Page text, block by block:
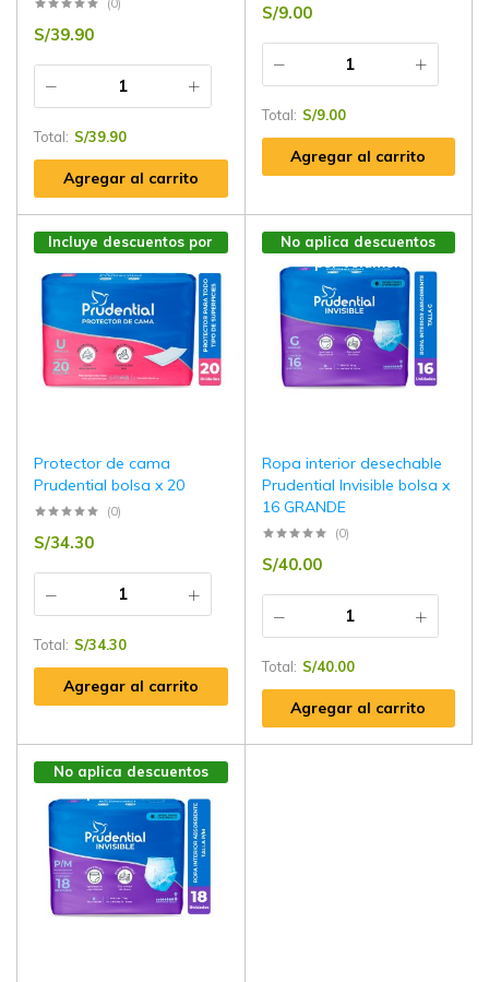
S/39.90
Total: S/39.90
Agregar al carrito
S/9.00
Total: S/9.00
Agregar al carrito
Incluye descuentos por
Protector de cama
Prudential bolsa x 20
(0)
S/34.30
Total: S/34.30
Agregar al carrito
No aplica descuentos
Ropa interior desechable
Prudential Invisible bolsa x
16 GRANDE
(0)
S/40.00
Total: S/40.00
Agregar al carrito
No aplica descuentos